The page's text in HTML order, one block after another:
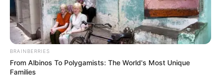
BRAINBERRIES
From Albinos To Polygamists: The World's Most Unique
Families